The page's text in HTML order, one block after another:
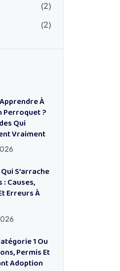
(2)
(2)
À
Perroquet ?
Qui
Vraiment
S’arrache
: Causes,
Erreurs À
1 Ou
Permis Et
Adoption